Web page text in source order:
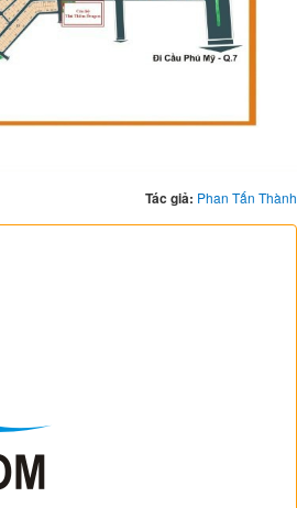
Tác giả: Phan Tấn Thành